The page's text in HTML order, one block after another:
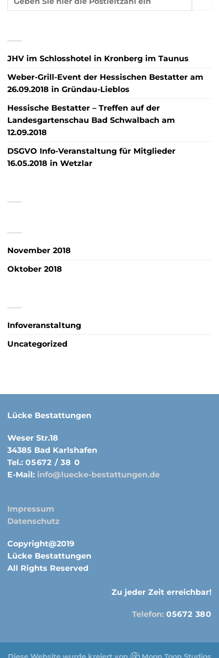
JHV im Schlosshotel in Kronberg im Taunus
Weber-Grill-Event der Hessischen Bestatter am
26.09.2018 in Gründau-Lieblos
Hessische Bestatter – Treffen auf der
Landesgartenschau Bad Schwalbach am
12.09.2018
DSGVO Info-Veranstaltung für Mitglieder
16.05.2018 in Wetzlar
November 2018
Oktober 2018
Infoveranstaltung
Uncategorized
Lücke Bestattungen
Weser Str.18
34385 Bad Karlshafen
Tel.: 05672 / 38 0
E-Mail: info@luecke-bestattungen.de
Impressum
Datenschutz
Copyright@2019
Lücke Bestattungen
All Rights Reserved
Zu jeder Zeit erreichbar!
Telefon: 05672 380